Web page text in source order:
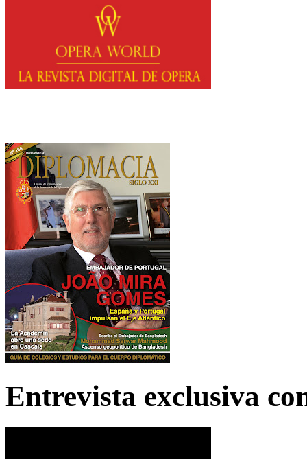
Entrevista exclusiva